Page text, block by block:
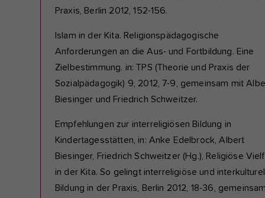
Praxis, Berlin 2012, 152-156.
Islam in der Kita. Religionspädagogische
Anforderungen an die Aus- und Fortbildung. Eine
Zielbestimmung. in: TPS (Theorie und Praxis der
Sozialpädagogik) 9, 2012, 7-9, gemeinsam mit
Biesinger und Friedrich Schweitzer.
Empfehlungen zur interreligiösen Bildung in
Kindertagesstätten, in: Anke Edelbrock, Albert
Biesinger, Friedrich Schweitzer (Hg.), Religiöse
in der Kita. So gelingt interreligiöse und
Bildung in der Praxis, Berlin 2012, 18-36,